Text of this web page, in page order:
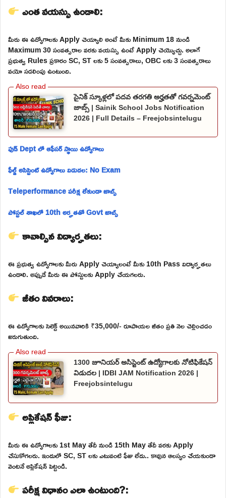
ఎంత వయస్సు ఉండాలి:
మీరు ఈ ఉద్యోగాలకు Apply చెయ్యాలి అంటే మీకు Minimum 18 నుండి
Maximum 30 సంవత్సరాల వరకు వయస్సు ఉంటే Apply చెయ్యొచ్చు. అలాగే
ప్రభుత్వ Rules ప్రకారం SC, ST లకు 5 సంవత్సరాలు, OBC లకు 3 సంవత్సరాలు
వయో సడలింపు ఉంటుంది.
సైనిక్ స్కూళ్లలో పదవ తరగతి అర్హతతో గవర్నమెంట్
జాబ్స్ | Sainik School Jobs Notification
2026 | Full Details – Freejobsintelugu
ఫుడ్ Dept లో ఆఫీసర్ స్థాయి ఉద్యోగాలు
ఫీల్డ్ అసిస్టెంట్ ఉద్యోగాలు విడుదల: No Exam
Teleperformance పరీక్ష లేకుండా జాబ్స్
పోస్టల్ శాఖలో 10th అర్హతతో Govt జాబ్స్
కావాల్సిన విద్యార్హతలు:
ఈ ప్రభుత్వ ఉద్యోగాలకు మీరు Apply చెయ్యాలంటే మీకు 10th Pass విద్యార్హతలు
ఉండాలి. అప్పుడే మీరు ఈ పోస్టులకు Apply చేయగలరు.
జీతం వివరాలు:
ఈ ఉద్యోగాలకు సెలెక్ట్ అయినవారికి ₹35,000/- రూపాయల జీతం ప్రతి నెల చెల్లించడం
జరుగుతుంది.
1300 జూనియర్ అసిస్టెంట్ ఉద్యోగాలకు నోటిఫికేషన్
విడుదల | IDBI JAM Notification 2026 |
Freejobsintelugu
అప్లికేషన్ ఫీజు:
మీరు ఈ ఉద్యోగాలకు 1st May తేదీ నుండి 15th May తేదీ వరకు Apply
చేసుకోగలరు. ఇందులో SC, ST లకు ఎటువంటి ఫీజు లేదు.. కావున ఆలస్యం చేయకుండా
వెంటనే అప్లికేషన్ పెట్టండి.
పరీక్ష విధానం ఎలా ఉంటుంది?: